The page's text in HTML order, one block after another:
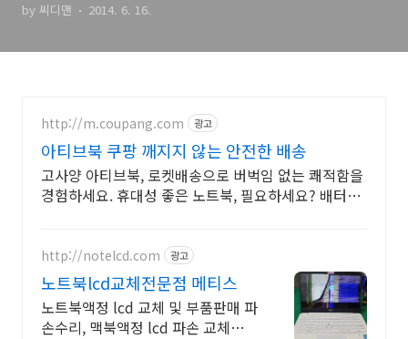
by 씨디맨 2014. 6. 16.
http://m.coupang.com 광고
아티브북 쿠팡 깨지지 않는 안전한 배송
고사양 아티브북, 로켓배송으로 버벅임 없는 쾌적함을
경험하세요. 휴대성 좋은 노트북, 필요하세요? 배터리
http://notelcd.com 광고
노트북lcd교체전문점 메티스
노트북액정 lcd 교체 및 부품판매 파
손수리, 맥북액정 lcd 파손 교체수리